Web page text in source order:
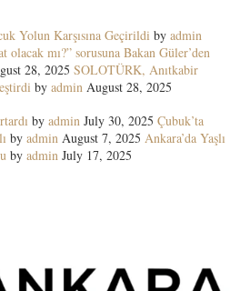
Yolun Karşısına Geçirildi by admin
olacak mı?” sorusuna Bakan Güler’den
28, 2025 SOLOTÜRK, Anıtkabir
by admin August 28, 2025
by admin July 30, 2025 Çubuk’ta
by admin August 7, 2025 Ankara’da Yaşlı
by admin July 17, 2025